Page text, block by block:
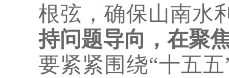
根弦，确保山南水
持问题导向，在聚
要紧紧围绕“十五